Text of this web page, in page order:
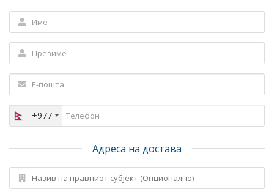
+977
Адреса на достава